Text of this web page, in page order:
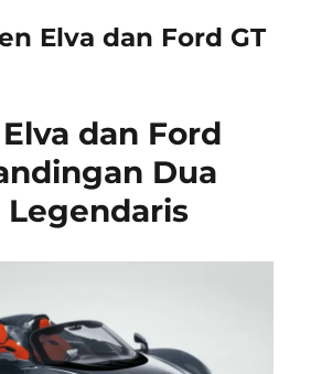
Elva dan Ford GT
dan Ford
Dua
Legendaris